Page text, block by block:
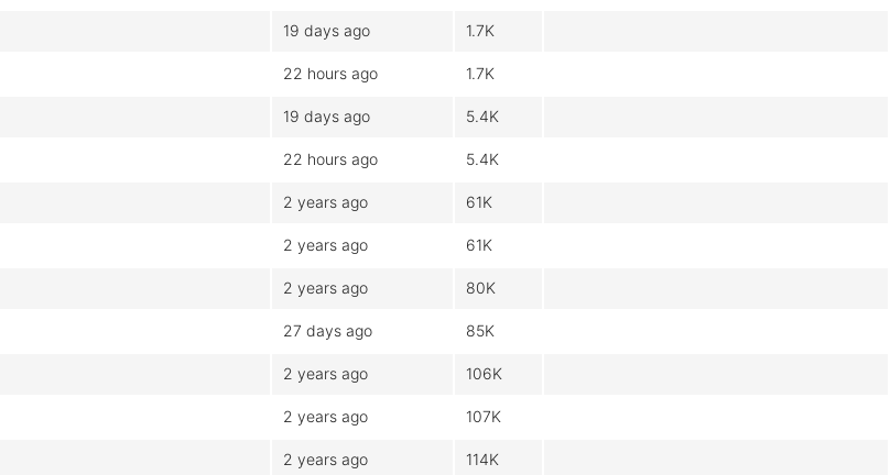
19 days ago 1.7K
22 hours ago 1.7K
19 days ago 5.4K
22 hours ago 5.4K
2 years ago 61K
2 years ago 61K
2 years ago 80K
27 days ago 85K
2 years ago 106K
2 years ago 107K
2 years ago 114K